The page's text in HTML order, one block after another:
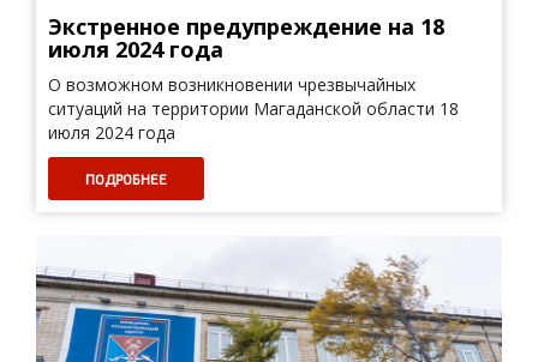
Экстренное предупреждение на 18
июля 2024 года
О возможном возникновении чрезвычайных
ситуаций на территории Магаданской области 18
июля 2024 года
ПОДРОБНЕЕ